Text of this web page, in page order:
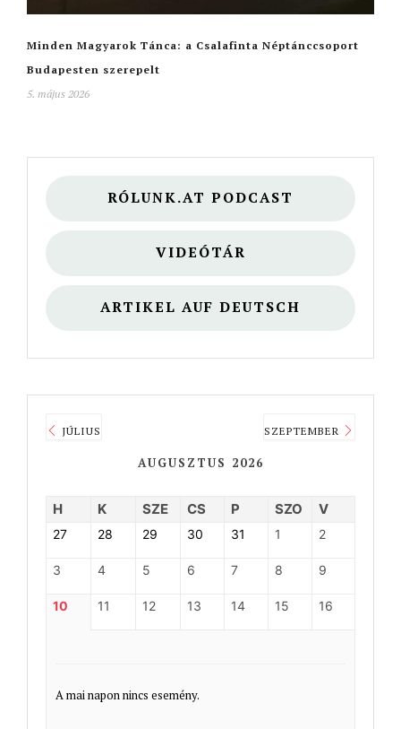
Minden Magyarok Tánca: a Csalafinta Néptánccsoport
Budapesten szerepelt
5. május 2026
RÓLUNK.AT PODCAST
VIDEÓTÁR
ARTIKEL AUF DEUTSCH
JÚLIUS
AUGUSZTUS 2026
SZEPTEMBER
H K SZE CS P SZO V
27 28 29 30 31 1 2
3 4 5 6 7 8 9
10 11 12 13 14 15 16
A mai napon nincs esemény.